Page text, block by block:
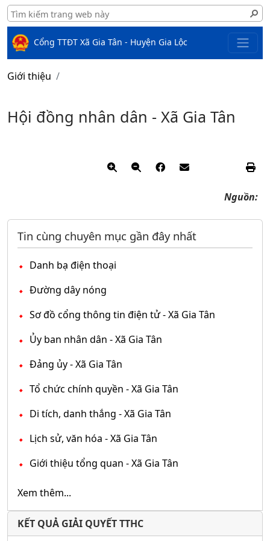
Cổng TTĐT Xã Gia Tân - Huyện Gia Lộc
Giới thiệu
Hội đồng nhân dân - Xã Gia Tân
Nguồn:
Tin cùng chuyên mục gần đây nhất
Danh bạ điện thoại
Đường dây nóng
Sơ đồ cổng thông tin điện tử - Xã Gia Tân
Ủy ban nhân dân - Xã Gia Tân
Đảng ủy - Xã Gia Tân
Tổ chức chính quyền - Xã Gia Tân
Di tích, danh thắng - Xã Gia Tân
Lịch sử, văn hóa - Xã Gia Tân
Giới thiệu tổng quan - Xã Gia Tân
Xem thêm...
KẾT QUẢ GIẢI QUYẾT TTHC